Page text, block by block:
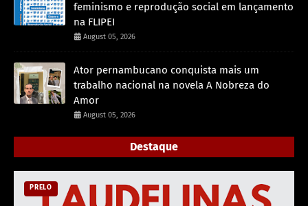
feminismo e reprodução social em lançamento
na FLIPEI
August 05, 2026
Ator pernambucano conquista mais um
trabalho nacional na novela A Nobreza do
Amor
August 05, 2026
Destaque
PRELO